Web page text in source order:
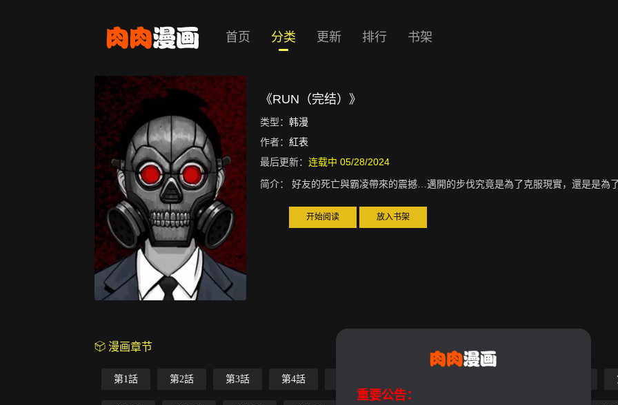
首页 分类 更新 排行 书架
《RUN（完结）》
类型： 韩漫
作者： 紅表
最后更新： 连载中 05/28/2024
简介：
好友的死亡與霸凌帶來的震撼…邁開的步伐究竟是為了克服現實，還是是為
开始阅读 放入书架
漫画章节
第1話 第2話 第3話 第4話
重要公告：